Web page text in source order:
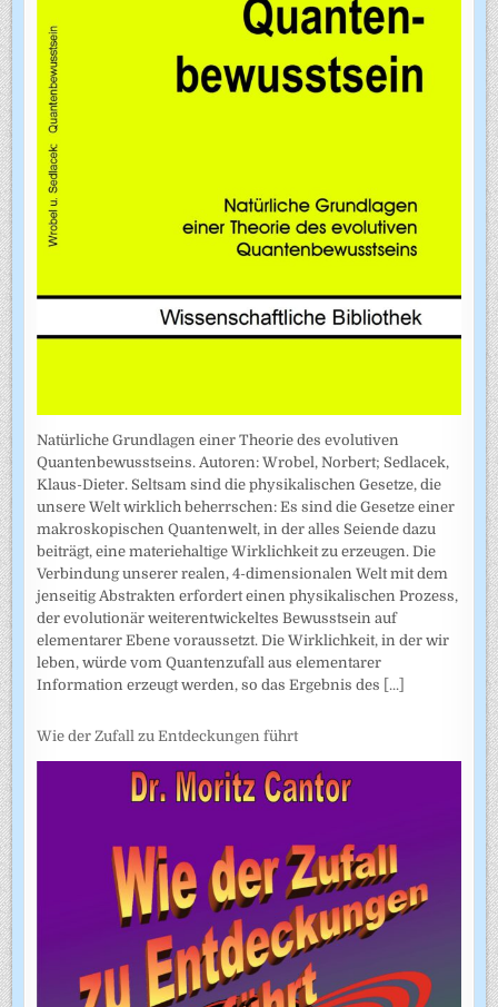
Natürliche Grundlagen einer Theorie des evolutiven
Quantenbewusstseins. Autoren: Wrobel, Norbert; Sedlacek,
Klaus-Dieter. Seltsam sind die physikalischen Gesetze, die
unsere Welt wirklich beherrschen: Es sind die Gesetze einer
makroskopischen Quantenwelt, in der alles Seiende dazu
beiträgt, eine materiehaltige Wirklichkeit zu erzeugen. Die
Verbindung unserer realen, 4-dimensionalen Welt mit dem
jenseitig Abstrakten erfordert einen physikalischen Prozess,
der evolutionär weiterentwickeltes Bewusstsein auf
elementarer Ebene voraussetzt. Die Wirklichkeit, in der wir
leben, würde vom Quantenzufall aus elementarer
Information erzeugt werden, so das Ergebnis des [...]
Wie der Zufall zu Entdeckungen führt